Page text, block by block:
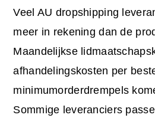
Veel AU dropshipping
meer in rekening dan de
Maandelijkse
afhandelingskosten per
minimumorderdrempels
Sommige leveranciers